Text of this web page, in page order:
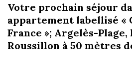
Votre prochain séjour
appartement labellisé «
France »; Argelès-
Roussillon à 50 mètres